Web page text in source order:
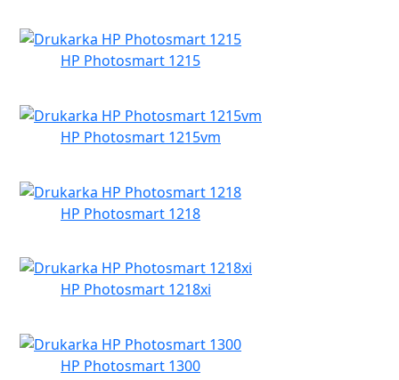
HP Photosmart 1215
HP Photosmart 1215vm
HP Photosmart 1218
HP Photosmart 1218xi
HP Photosmart 1300